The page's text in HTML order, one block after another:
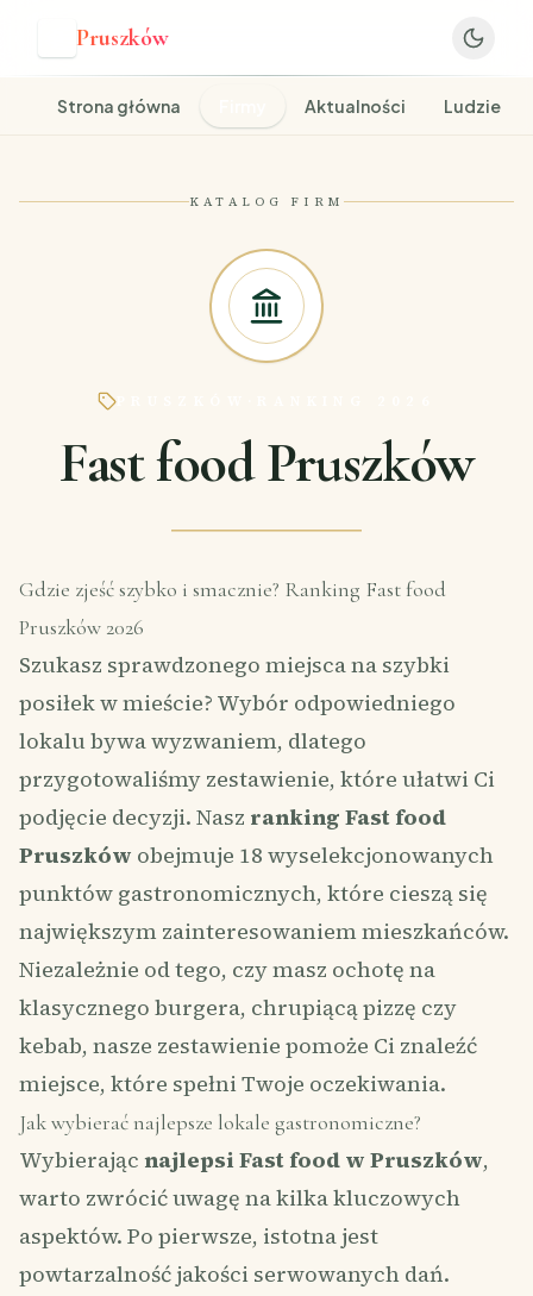
Pruszków
Strona główna Aktualności Ludzie
KATALOG FIRM
PRUSZKÓW
Fast food Pruszków
Gdzie zjeść szybko i smacznie? Ranking Fast food
Pruszków 2026
Szukasz sprawdzonego miejsca na szybki
posiłek w mieście? Wybór odpowiedniego
lokalu bywa wyzwaniem, dlatego
przygotowaliśmy zestawienie, które ułatwi Ci
podjęcie decyzji. Nasz ranking Fast food
Pruszków obejmuje 18 wyselekcjonowanych
punktów gastronomicznych, które cieszą się
największym zainteresowaniem mieszkańców.
Niezależnie od tego, czy masz ochotę na
klasycznego burgera, chrupiącą pizzę czy
kebab, nasze zestawienie pomoże Ci znaleźć
miejsce, które spełni Twoje oczekiwania.
Jak wybierać najlepsze lokale gastronomiczne?
Wybierając najlepsi Fast food w Pruszków,
warto zwrócić uwagę na kilka kluczowych
aspektów. Po pierwsze, istotna jest
powtarzalność jakości serwowanych dań.